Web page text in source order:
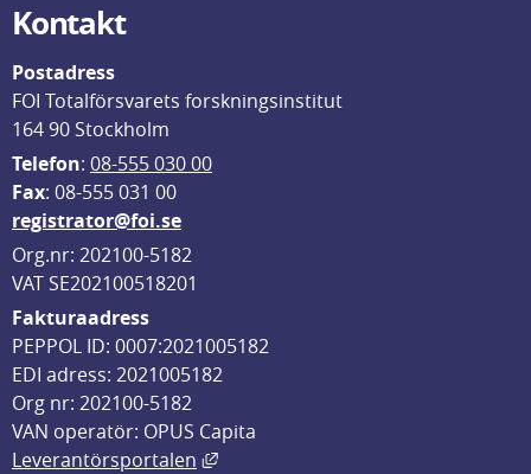
Kontakt
Postadress
FOI Totalförsvarets forskningsinstitut
164 90 Stockholm
Telefon: 08-555 030 00
Fax: 08-555 031 00
registrator@foi.se
Org.nr: 202100-5182
VAT SE202100518201
Fakturaadress
PEPPOL ID: 0007:2021005182
EDI adress: 2021005182
Org nr: 202100-5182
VAN operatör: OPUS Capita
Leverantörsportalen
Länk till annan webbplats, öppnas